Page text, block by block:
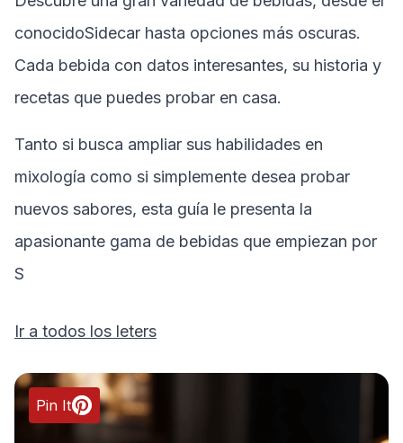
conocidoSidecar hasta opciones más oscuras.
Cada bebida con datos interesantes, su historia y
recetas que puedes probar en casa.
Tanto si busca ampliar sus habilidades en
mixología como si simplemente desea probar
nuevos sabores, esta guía le presenta la
apasionante gama de bebidas que empiezan por
S
Ir a todos los leters
Pin It